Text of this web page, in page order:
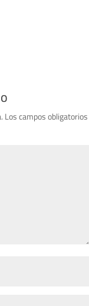
Los campos obligatorios